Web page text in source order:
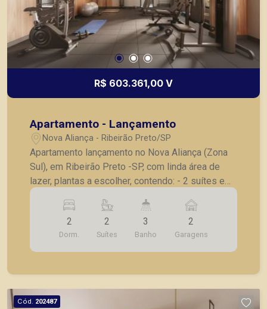
R$ 603.361,00 V
Apartamento - Lançamento
Nova Aliança - Ribeirão Preto/SP
Apartamento lançamento no Nova Aliança (Zona
Sul), em Ribeirão Preto -SP, com linda área de
lazer, plantas a escolher, contendo: - 2 suítes e
lavabo; - Sala 02 ambientes; - Cozinha; -
Lavanderia; - Varanda gourmet; - Laje técnica; -2
vagas de garagem . * Entrega prevista para
Dezembro de 2025 * Consultar valores
atualizados e unidades disponíveis.
2
Dorm.
2
Suítes
3
Banho
2
Garagens
Cód. 202487